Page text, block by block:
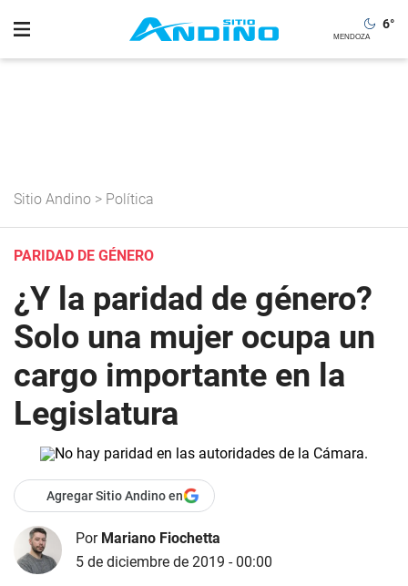
6°
Sitio Andino > Política
PARIDAD DE GÉNERO
¿Y la paridad de género?
Solo una mujer ocupa un
cargo importante en la
Legislatura
Agregar Sitio Andino en
Por Mariano Fiochetta
5 de diciembre de 2019 - 00:00